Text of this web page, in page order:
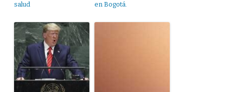
salud
en Bogotá.